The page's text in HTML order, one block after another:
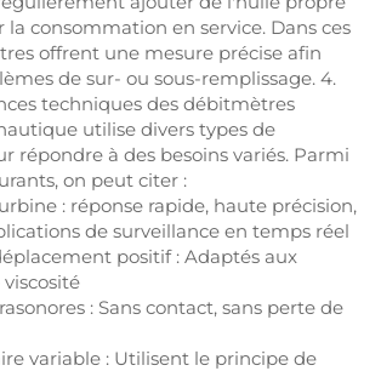
la consommation en service. Dans ces
offrent une mesure précise afin
de sur- ou sous-remplissage. 4.
techniques des débitmètres
utilise divers types de
répondre à des besoins variés. Parmi
on peut citer :
: réponse rapide, haute précision,
de surveillance en temps réel
positif : Adaptés aux
: Sans contact, sans perte de
variable : Utilisent le principe de